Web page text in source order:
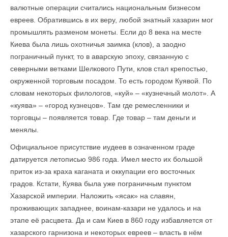
валютные операции считались национальным бизнесом
евреев. Обратившись в их веру, любой знатный хазарин мог
промышлять разменом монеты. Если до 8 века на месте
Киева была лишь охотничья заимка (клов), а заодно
пограничный пункт, то в аварскую эпоху, связанную с
северными ветками Шелкового Пути, клов стал крепостью,
окруженной торговым посадом. То есть городом Куявой. По
словам некоторых филологов, «куй» – «кузнечный молот». А
«куява» – «город кузнецов». Там где ремесленники и
торговцы – появляется товар. Где товар – там деньги и
менялы.
Официальное присутствие иудеев в означенном граде
датируется летописью 986 года. Имел место их большой
приток из-за краха каганата и оккупации его восточных
градов. Кстати, Куява была уже пограничным пунктом
Хазарской империи. Наложить «ясак» на славян,
проживающих западнее, воинам-казари не удалось и на
этапе её расцвета. Да и сам Киев в 860 году избавляется от
хазарского гарнизона и некоторых евреев – власть в нём